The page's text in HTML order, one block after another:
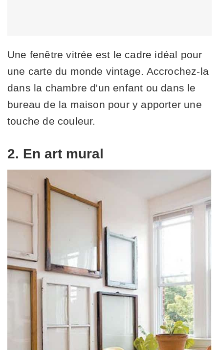
Une fenêtre vitrée est le cadre idéal pour
une carte du monde vintage. Accrochez-la
dans la chambre d'un enfant ou dans le
bureau de la maison pour y apporter une
touche de couleur.
2. En art mural